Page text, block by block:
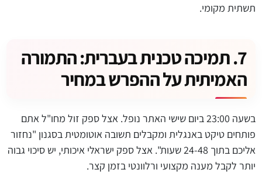
תשתית מקומי.
7. תמיכה טכנית בעברית: התמורה
האמיתית על ההפרש במחיר
בשעה 23:00 ביום שישי האתר נופל. אצל ספק זול מחו"ל אתם
פותחים טיקט באנגלית ומקבלים תשובה אוטומטית בסגנון "נחזור
אליכם בתוך 24-48 שעות". אצל ספק ישראלי איכותי, יש סיכוי גבוה
יותר לקבל מענה מקצועי ורלוונטי בזמן קצר.